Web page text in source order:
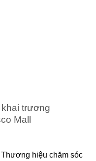
trương
Mall
hiệu chăm sóc